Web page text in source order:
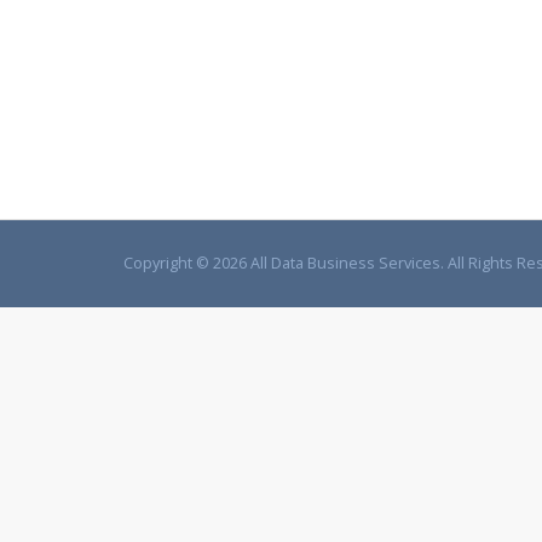
Copyright © 2026 All Data Business Services. All Rights